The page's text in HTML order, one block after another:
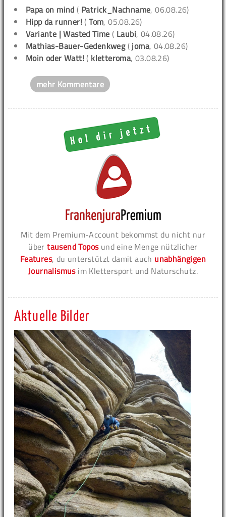
Papa on mind ( Patrick_Nachname, 06.08.26)
Hipp da runner! (Tom, 05.08.26)
Variante | Wasted Time ( Laubi, 04.08.26)
Mathias-Bauer-Gedenkweg( joma, 04.08.26)
Moin oder Watt! ( kletteroma, 03.08.26)
mehr Kommentare
Mit dem Premium-Account bekommst du nicht nur
übertausend Toposund eine Menge nützlicher
Features, du unterstützt damit auch unabhängigen
Journalismusim Klettersport und Naturschutz.
Aktuelle Bilder